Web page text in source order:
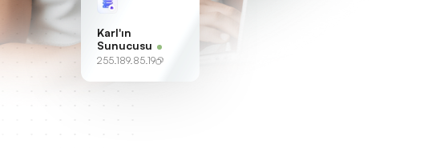
Karl'ın
Sunucusu
255.189.85.19